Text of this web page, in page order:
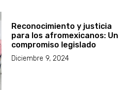
Reconocimiento y justicia
para los afromexicanos: Un
compromiso legislado
Diciembre 9, 2024